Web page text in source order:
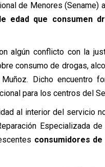
de Menores (Sename)
edad que consumen
algún conflicto con la
consumo de drogas,
Dicho encuentro
para los centros del
al interior del servicio
Especializada
consumidores